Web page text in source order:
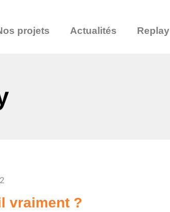
projets Actualités Replay
vraiment ?